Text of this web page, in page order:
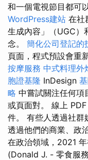
和一個電視節目都可
WordPress建站 在社
生成內容」（UGC）
念。 簡化公司登記的
頁面，程式預設會重
按摩服務 中式料理外
胞證基隆 InDesign
略 中嘗試關注任何項
或頁面對。 線上
件。 有些人透過社群
透過他們的商業、政
在政治領域，2021
(Donald J. - 零食服務